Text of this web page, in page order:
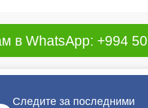
в WhatsApp: +994
Следите за последними